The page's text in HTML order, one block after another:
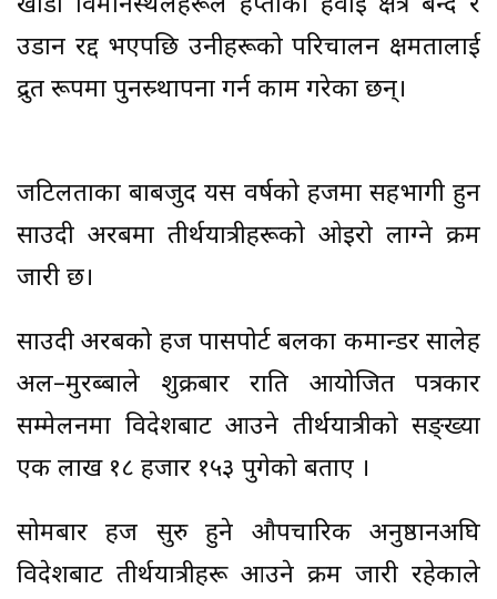
उडान रद्द भएपछि उनीहरूको परिचालन क्षमतालाई
द्रुत रूपमा पुनस्र्थापना गर्न काम गरेका छन्।
जटिलताका बाबजुद यस वर्षको हजमा सहभागी हुन
साउदी अरबमा तीर्थयात्रीहरूको ओइरो लाग्ने क्रम
जारी छ।
साउदी अरबको हज पासपोर्ट बलका कमान्डर सालेह
अल–मुरब्बाले शुक्रबार राति आयोजित पत्रकार
सम्मेलनमा विदेशबाट आउने तीर्थयात्रीको सङ्ख्या
एक लाख १८ हजार १५३ पुगेको बताए ।
सोमबार हज सुरु हुने औपचारिक अनुष्ठानअघि
विदेशबाट तीर्थयात्रीहरू आउने क्रम जारी रहेकाले